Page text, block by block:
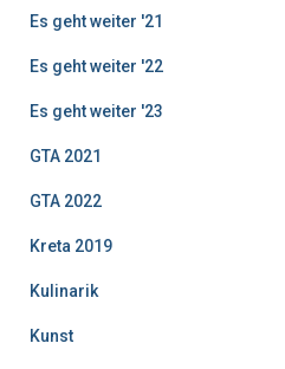
Es geht weiter '21
Es geht weiter '22
Es geht weiter '23
GTA 2021
GTA 2022
Kreta 2019
Kulinarik
Kunst